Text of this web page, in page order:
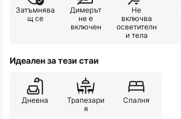
Затъмнява
щ се
Димерът
не е
включен
Не
включва
осветителн
и тела
Идеален за тези стаи
Дневна
Трапезари
я
Спалня